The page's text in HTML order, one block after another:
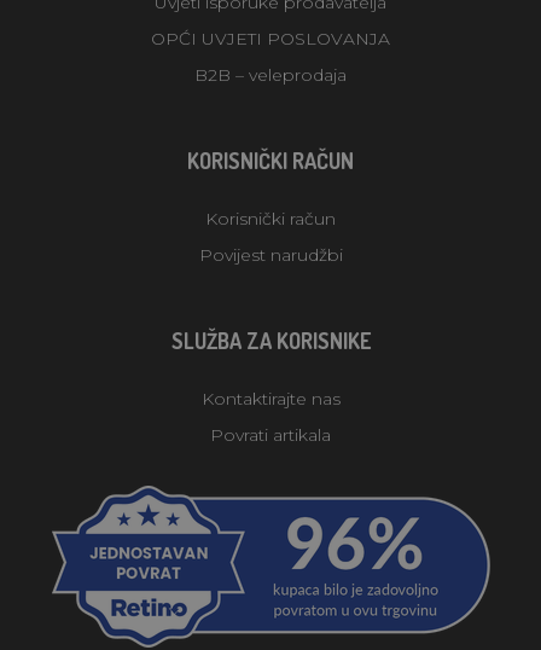
OPĆI UVJETI POSLOVANJA
B2B – veleprodaja
KORISNIČKI RAČUN
Korisnički račun
Povijest narudžbi
SLUŽBA ZA KORISNIKE
Kontaktirajte nas
Povrati artikala